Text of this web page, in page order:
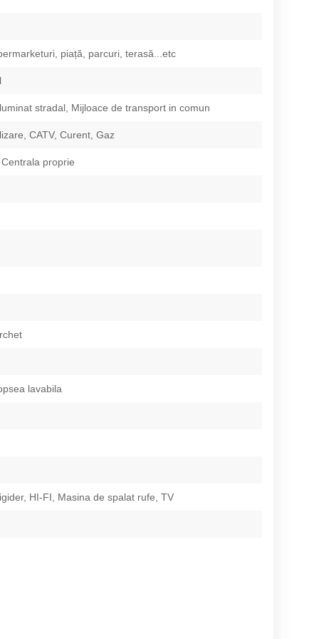
piață, parcuri, terasă...etc
stradal, Mijloace de transport in comun
CATV, Curent, Gaz
proprie
lavabila
HI-FI, Masina de spalat rufe, TV